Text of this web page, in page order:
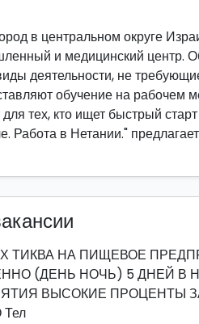
в центральном округе
и медицинский центр.
деятельности, не
обучение на рабочем
тех, кто ищет быстрый
Работа в Нетании."
ТИКВА НА ПИЩЕВОЕ
(ДЕНЬ НОЧЬ) 5 ДНЕЙ
ВЫСОКИЕ ПРОЦЕНТЫ